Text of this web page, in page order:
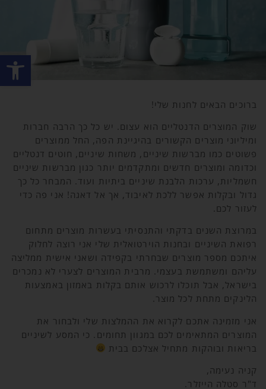
פתח
ברוכים הבאים לחנות שלי!
שוק המוצרים הדנטליים הוא עצום. יש כל כך הרבה חברות
ומיליוני מוצרים הקשורים בהיגיינת הפה, החל ממוצרים
פשוטים כמו מברשות שיניים, משחות שיניים, חוטים דנטליים
וכדומה ומוצרים חדשים ומתקדמים יותר כגון מברשות שיניים
חשמליות, ערכות הלבנת שיניים ביתיות ועוד. המבחר כל כך
גדול ובקלות אפשר ללכת לאיבוד, אך אל דאגה! אני פה כדי
לעזור לכם.
במרוצת השנים בדקתי והתנסיתי בעשרות מוצרים מתחום
רפואת השיניים ובחנות הוירטואלית שלי אני רוצה לחלוק
איתכם מספר מוצרים שבחרתי בקפידה ושאני אישית ממליצה
עליהם ומשתמשת בעצמי. מרבית המוצרים לצערי לא נמכרים
בישראל, אבל תוכלו לרכוש אותם בקלות באמזון באמצעות
הלינקים מתחת לכל מוצר.
אני מזמינה אתכם לקרוא את ההמלצות שלי ולבחור את
המוצרים המתאימים לכם במגוון תחומים. כי המסע לשיניים
בריאות ובוהקות מתחיל אצלכם בבית
קניה נעימה,
ד"ר סטלה הייזלר.